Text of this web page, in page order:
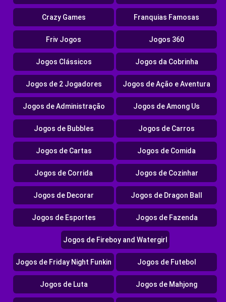
Crazy Games Franquias Famosas
Friv Jogos Jogos 360
Jogos Clássicos Jogos da Cobrinha
Jogos de 2 Jogadores Jogos de Ação e Aventura
Jogos de Administração Jogos de Among Us
Jogos de Bubbles Jogos de Carros
Jogos de Cartas Jogos de Comida
Jogos de Corrida Jogos de Cozinhar
Jogos de Decorar Jogos de Dragon Ball
Jogos de Esportes Jogos de Fazenda
Jogos de Fireboy and Watergirl
Jogos de Friday Night Funkin Jogos de Futebol
Jogos de Luta Jogos de Mahjong